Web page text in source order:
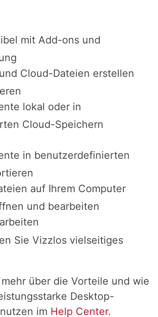
mit Add-ons und
Cloud-Dateien erstellen
lokal oder in
Cloud-Speichern
in benutzerdefinierten
auf Ihrem Computer
und bearbeiten
Sie Vizzlos vielseitiges
über die Vorteile und wie
Desktop-
im Help Center.